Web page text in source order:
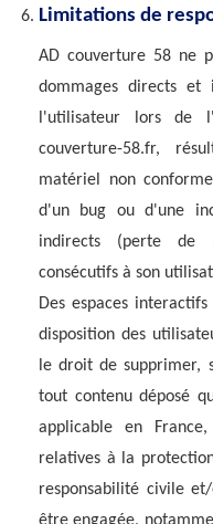
Limitations de
AD couverture 58 ne
dommages directs et
l'utilisateur lors de
couverture-58.fr,
matériel non
d'un bug ou d'une
indirects (perte de
consécutifs à son
Des espaces
disposition des
le droit de supprimer,
tout contenu déposé
applicable en
relatives à la
responsabilité civile